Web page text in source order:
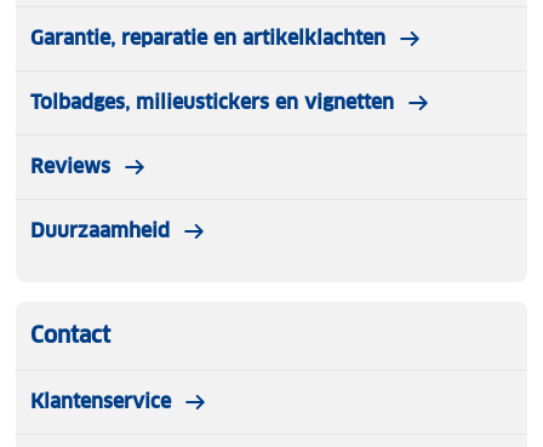
Garantie, reparatie en artikelklachten
Tolbadges, milieustickers en vignetten
Reviews
Duurzaamheid
Contact
Klantenservice